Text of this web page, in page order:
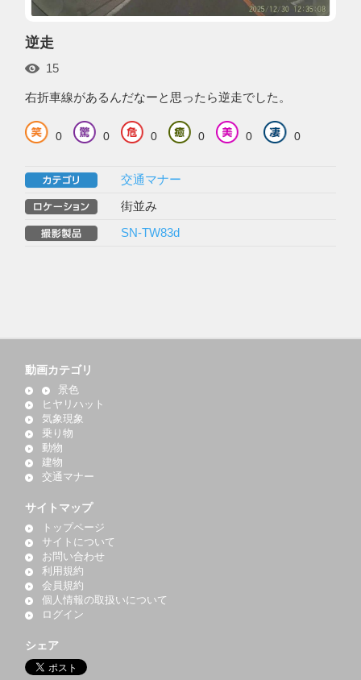
逆走
15
右折車線があるんだなーと思ったら逆走でした。
0 0 0 0 0 0
交通マナー
街並み
SN-TW83d
動画カテゴリ
景色
ヒヤリハット
気象現象
乗り物
動物
建物
交通マナー
サイトマップ
トップページ
サイトについて
お問い合わせ
利用規約
会員規約
個人情報の取扱いについて
ログイン
シェア